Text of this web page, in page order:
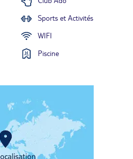
Sports et Activités
WIFI
Piscine